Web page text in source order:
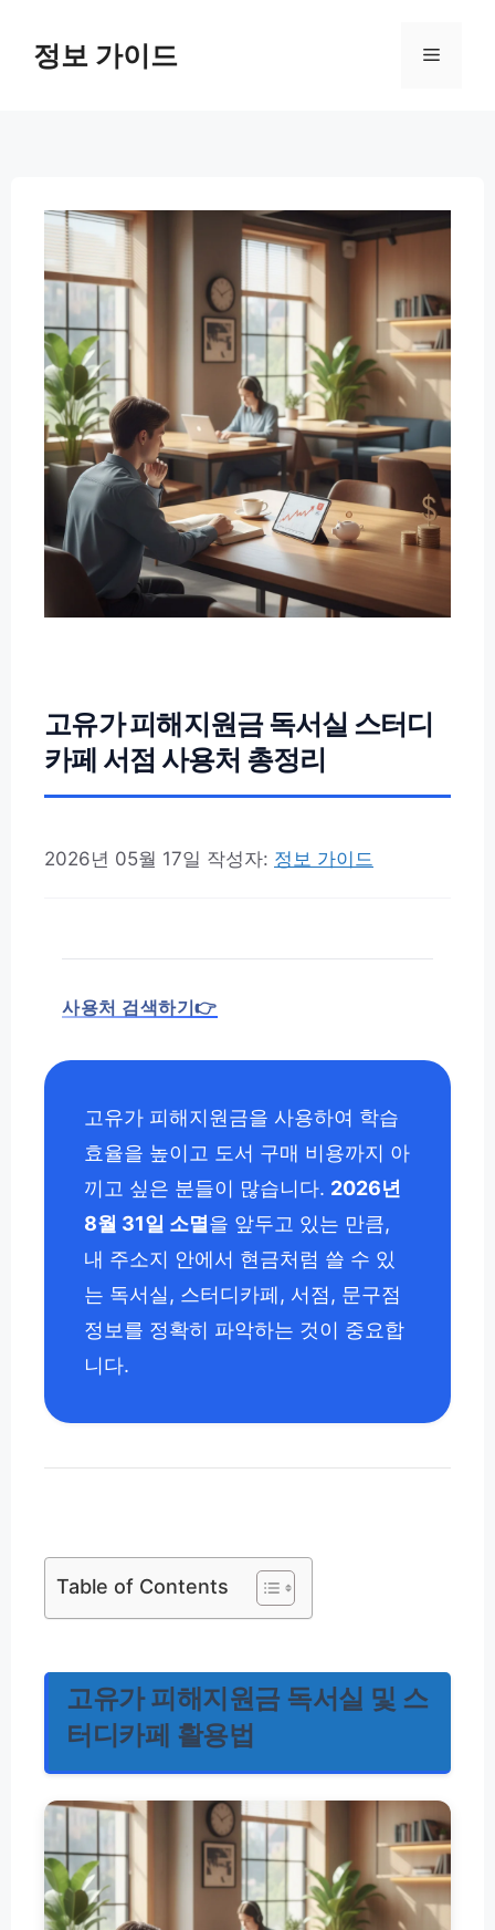
정보 가이드 메
고유가 피해지원금 독서실 스터디
카페 서점 사용처 총정리
2026년 05월 17일 작성자: 정보 가이드
사용처 검색하기👉
고유가 피해지원금을 사용하여 학습
효율을 높이고 도서 구매 비용까지 아
끼고 싶은 분들이 많습니다. 2026년
8월 31일 소멸 을 앞두고 있는 만큼,
내 주소지 안에서 현금처럼 쓸 수 있
는 독서실, 스터디카페, 서점, 문구점
정보를 정확히 파악하는 것이 중요합
니다.
Table of Contents
고유가 피해지원금 독서실 및 스
터디카페 활용법